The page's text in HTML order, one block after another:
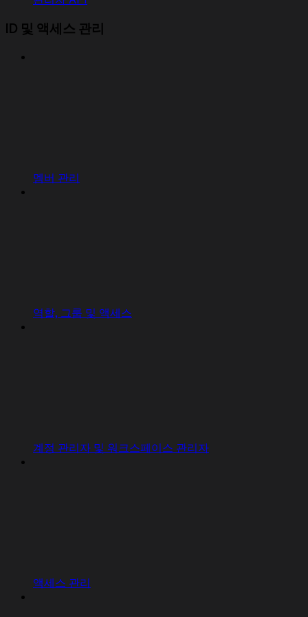
ID 및 액세스 관리
멤버 관리
역할, 그룹 및 액세스
계정 관리자 및 워크스페이스 관리자
액세스 관리